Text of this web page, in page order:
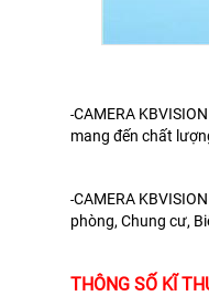
-CAMERA
mang đến chất
-CAMERA
phòng, Chung cư,
THÔNG SỐ KĨ